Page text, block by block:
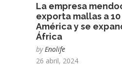
La empresa
exporta mallas a
América y se
África
by Enolife
26 abril, 2024